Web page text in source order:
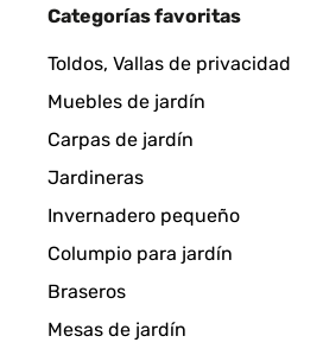
Categorías favoritas
Toldos, Vallas de privacidad
Muebles de jardín
Carpas de jardín
Jardineras
Invernadero pequeño
Columpio para jardín
Braseros
Mesas de jardín